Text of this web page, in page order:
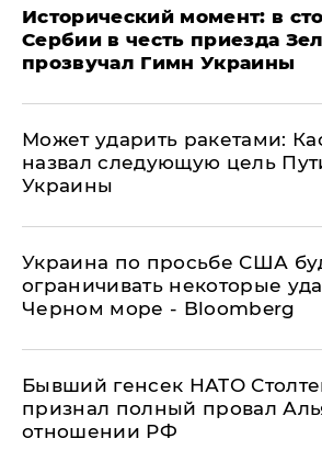
Исторический момент: в
Сербии в честь приезда
прозвучал Гимн Украины
Может ударить ракетами:
назвал следующую цель
Украины
Украина по просьбе США
ограничивать некоторые
Черном море - Bloomberg
Бывший генсек НАТО
признал полный провал
отношении РФ